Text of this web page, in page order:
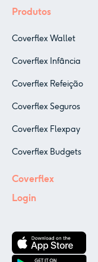
Produtos
Coverflex Wallet
Coverflex Infância
Coverflex Refeição
Coverflex Seguros
Coverflex Flexpay
Coverflex Budgets
Coverflex
Login